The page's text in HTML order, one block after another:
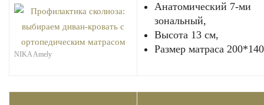
NIKA Amely
Анатомический 7-ми
зональный,
Высота 13 см,
Размер матраса